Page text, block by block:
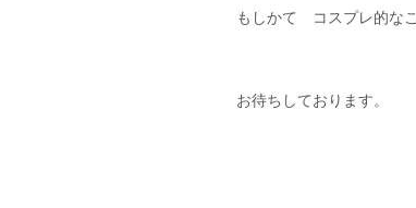
もしかて コスプレ的な
お待ちしております。